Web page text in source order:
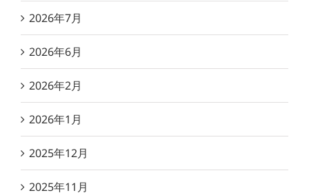
2026年7月
2026年6月
2026年2月
2026年1月
2025年12月
2025年11月